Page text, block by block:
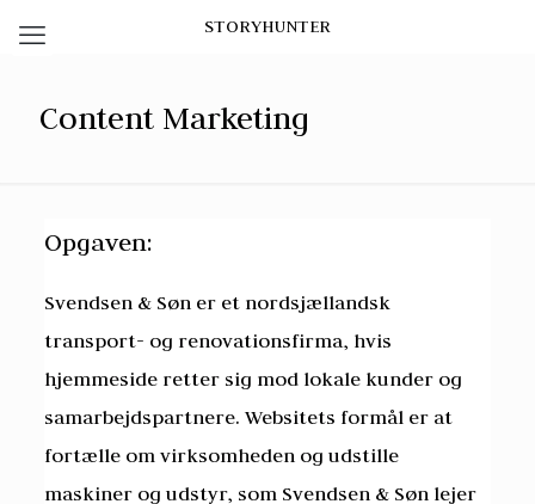
STORYHUNTER
Content Marketing
Opgaven:
Svendsen & Søn er et nordsjællandsk
transport- og renovationsfirma, hvis
hjemmeside retter sig mod lokale kunder og
samarbejdspartnere. Websitets formål er at
fortælle om virksomheden og udstille
maskiner og udstyr, som Svendsen & Søn lejer